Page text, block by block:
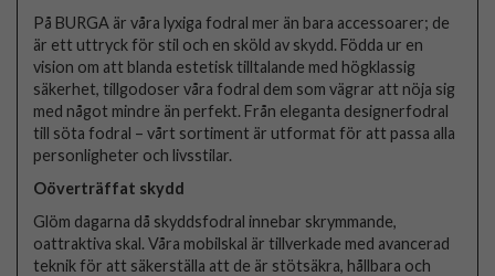
På BURGA är våra lyxiga fodral mer än bara accessoarer; de
är ett uttryck för stil och en sköld av skydd. Födda ur en
vision om att blanda estetisk tilltalande med högklassig
säkerhet, tillgodoser våra fodral dem som vägrar att nöja sig
med något mindre än perfekt. Från eleganta designerfodral
till söta fodral – vårt sortiment är utformat för att passa alla
personligheter och livsstilar.
Oöverträffat skydd
Glöm dagarna då skyddsfodral innebar skrymmande,
oattraktiva skal. Våra mobilskal är tillverkade med avancerad
teknik för att säkerställa att de är stötsäkra, hållbara och